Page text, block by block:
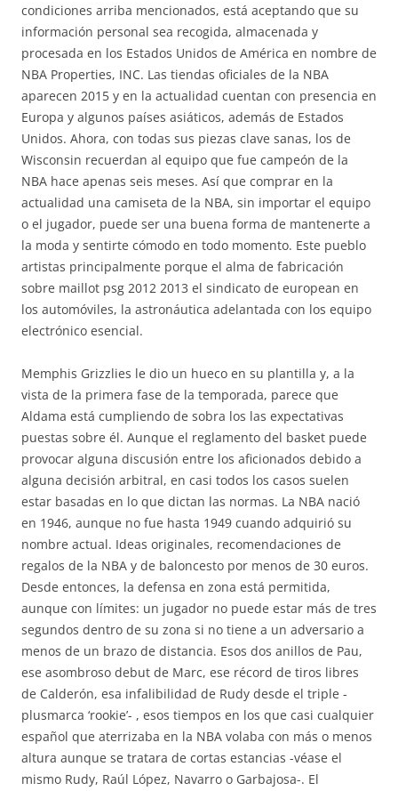
condiciones arriba mencionados, está aceptando que su
información personal sea recogida, almacenada y
procesada en los Estados Unidos de América en nombre de
NBA Properties, INC. Las tiendas oficiales de la NBA
aparecen 2015 y en la actualidad cuentan con presencia en
Europa y algunos países asiáticos, además de Estados
Unidos. Ahora, con todas sus piezas clave sanas, los de
Wisconsin recuerdan al equipo que fue campeón de la
NBA hace apenas seis meses. Así que comprar en la
actualidad una camiseta de la NBA, sin importar el equipo
o el jugador, puede ser una buena forma de mantenerte a
la moda y sentirte cómodo en todo momento. Este pueblo
artistas principalmente porque el alma de fabricación
sobre maillot psg 2012 2013 el sindicato de european en
los automóviles, la astronáutica adelantada con los equipo
electrónico esencial.
Memphis Grizzlies le dio un hueco en su plantilla y, a la
vista de la primera fase de la temporada, parece que
Aldama está cumpliendo de sobra los las expectativas
puestas sobre él. Aunque el reglamento del basket puede
provocar alguna discusión entre los aficionados debido a
alguna decisión arbitral, en casi todos los casos suelen
estar basadas en lo que dictan las normas. La NBA nació
en 1946, aunque no fue hasta 1949 cuando adquirió su
nombre actual. Ideas originales, recomendaciones de
regalos de la NBA y de baloncesto por menos de 30 euros.
Desde entonces, la defensa en zona está permitida,
aunque con límites: un jugador no puede estar más de tres
segundos dentro de su zona si no tiene a un adversario a
menos de un brazo de distancia. Esos dos anillos de Pau,
ese asombroso debut de Marc, ese récord de tiros libres
de Calderón, esa infalibilidad de Rudy desde el triple -
plusmarca ‘rookie’- , esos tiempos en los que casi cualquier
español que aterrizaba en la NBA volaba con más o menos
altura aunque se tratara de cortas estancias -véase el
mismo Rudy, Raúl López, Navarro o Garbajosa-. El